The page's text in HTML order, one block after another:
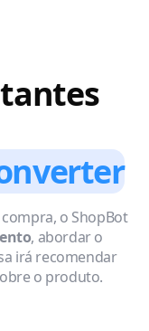
o ShopBot
, abordar o
irá recomendar
o produto.